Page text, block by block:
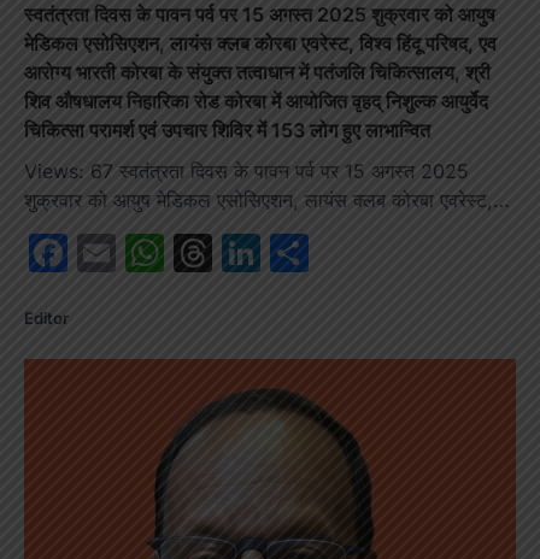
स्वतंत्रता दिवस के पावन पर्व पर 15 अगस्त 2025 शुक्रवार को आयुष
मेडिकल एसोसिएशन, लायंस क्लब कोरबा एवरेस्ट, विश्व हिंदू परिषद, एव
आरोग्य भारती कोरबा के संयुक्त तत्वाधान में पतंजलि चिकित्सालय, श्री
शिव औषधालय निहारिका रोड कोरबा में आयोजित वृहद् निशुल्क आयुर्वेद
चिकित्सा परामर्श एवं उपचार शिविर में 153 लोग हुए लाभान्वित
Views: 67 स्वतंत्रता दिवस के पावन पर्व पर 15 अगस्त 2025
शुक्रवार को आयुष मेडिकल एसोसिएशन, लायंस क्लब कोरबा एवरेस्ट,…
Facebook
EmailWhatsApp
Threads
LinkedIn
Editor